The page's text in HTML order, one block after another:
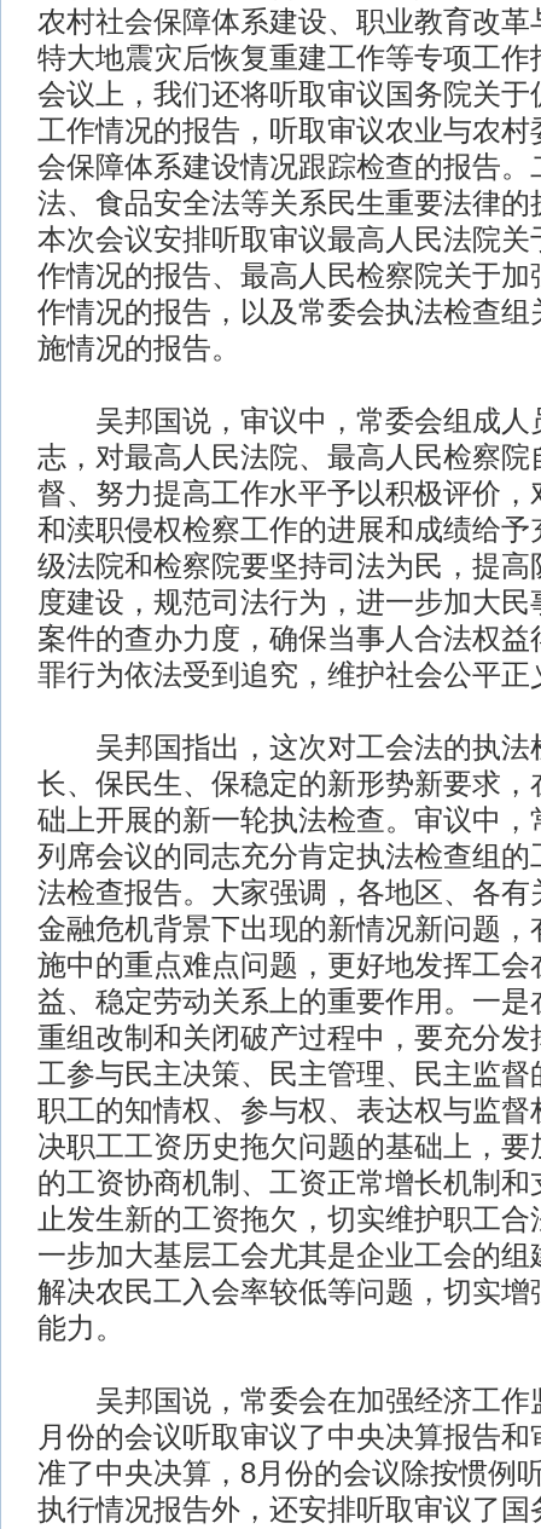
农村社会保障体系建设、职业教育改革
特大地震灾后恢复重建工作等专项工作
会议上，我们还将听取审议国务院关于
工作情况的报告，听取审议农业与农村
会保障体系建设情况跟踪检查的报告。
法、食品安全法等关系民生重要法律的
本次会议安排听取审议最高人民法院关
作情况的报告、最高人民检察院关于加
作情况的报告，以及常委会执法检查组
施情况的报告。
吴邦国说，审议中，常委会组成人
志，对最高人民法院、最高人民检察院
督、努力提高工作水平予以积极评价，
和渎职侵权检察工作的进展和成绩给予
级法院和检察院要坚持司法为民，提高
度建设，规范司法行为，进一步加大
案件的查办力度，确保当事人合法权益
罪行为依法受到追究，维护社会公平正
吴邦国指出，这次对工会法的执法
长、保民生、保稳定的新形势新要求，
础上开展的新一轮执法检查。审议中，
列席会议的同志充分肯定执法检查组的
法检查报告。大家强调，各地区、各有
金融危机背景下出现的新情况新问题，
施中的重点难点问题，更好地发挥工会
益、稳定劳动关系上的重要作用。一是
重组改制和关闭破产过程中，要充分发
工参与民主决策、民主管理、民主监督
职工的知情权、参与权、表达权与监督
决职工工资历史拖欠问题的基础上，要
的工资协商机制、工资正常增长机制和
止发生新的工资拖欠，切实维护职工
一步加大基层工会尤其是企业工会的组
解决农民工入会率较低等问题，切实增
能力。
吴邦国说，常委会在加强经济工作
月份的会议听取审议了中央决算报告
准了中央决算，8月份的会议除按惯例
执行情况报告外，还安排听取审议了国